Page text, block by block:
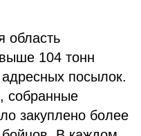
область
104 тонн
посылок.
собранные
закуплено более